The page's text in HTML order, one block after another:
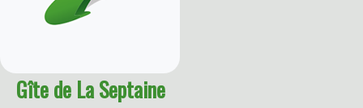
Gîte de La Septaine